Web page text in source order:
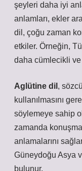
şeyleri daha iyi
anlamları, ekler
dil, çoğu zaman
etkiler. Örneğin,
daha cümlecikli ve
Aglütine dil ,
kullanılmasını
söylemeye sahip
zamanda
anlamalarını
Güneydoğu Asya
bulunur.